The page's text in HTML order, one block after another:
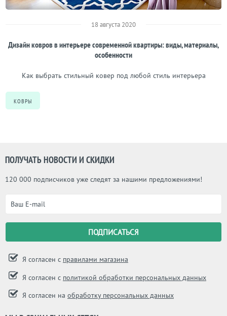
18 августа 2020
Дизайн ковров в интерьере современной квартиры: виды, материалы,
особенности
Как выбрать стильный ковер под любой стиль интерьера
КОВРЫ
ПОЛУЧАТЬ НОВОСТИ И СКИДКИ
120 000 подписчиков уже следят за нашими предложениями!
Я согласен с правилами магазина
Я согласен с политикой обработки персональных данных
Я согласен на обработку персональных данных